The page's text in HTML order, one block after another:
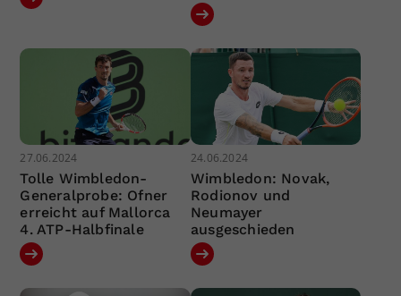
27.06.2024
Tolle Wimbledon-
Generalprobe: Ofner
erreicht auf Mallorca
4. ATP-Halbfinale
24.06.2024
Wimbledon: Novak,
Rodionov und
Neumayer
ausgeschieden